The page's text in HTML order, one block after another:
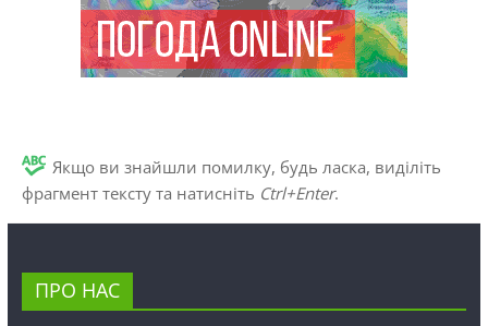
Якщо ви знайшли помилку, будь ласка, виділіть
фрагмент тексту та натисніть Ctrl+Enter.
ПРО НАС